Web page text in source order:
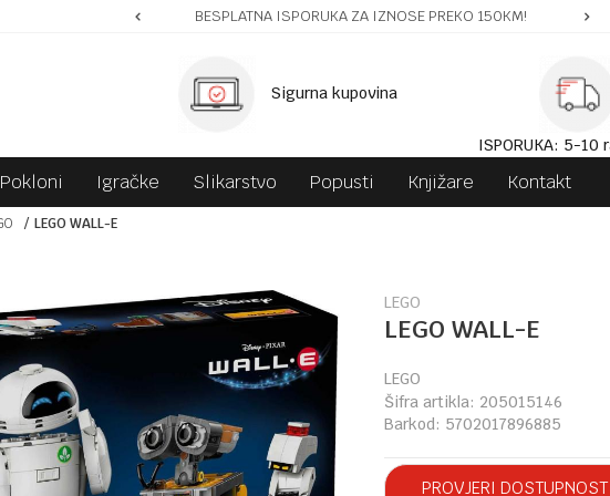
BESPLATNA ISPORUKA ZA IZNOSE PREKO 150KM!
Sigurna kupovina
ISPORUKA: 5-10
Pokloni Igračke Slikarstvo Popusti Knjižare Kontakt
LEGO WALL-E
LEGO
LEGO WALL-E
LEGO
Šifra artikla: 205015146
Barkod: 5702017896885
PROVJERI